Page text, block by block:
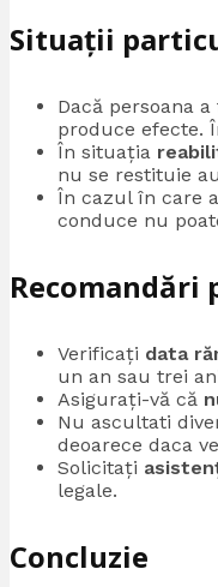
Situații
Dacă persoana a
produce efecte.
În situația
nu se restituie
În cazul în care
conduce nu
Recomandări
Verificați data
un an sau trei
Asigurați-vă că
Nu ascultati
deoarece daca
Solicitați
legale.
Concluzie